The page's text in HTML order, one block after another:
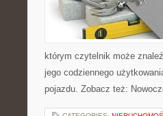
którym czytelnik może
jego codziennego
pojazdu. Zobacz też: